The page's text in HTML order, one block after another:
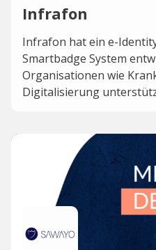
Infrafon
Infrafon hat ein e-
Smartbadge System
Organisationen wie
Digitalisierung